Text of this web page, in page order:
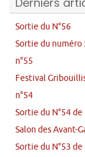
Sortie du N°56
Sortie du numéro
n°55
Festival
n°54
Sortie du N°54
Salon des Avant-
Sortie du N°53